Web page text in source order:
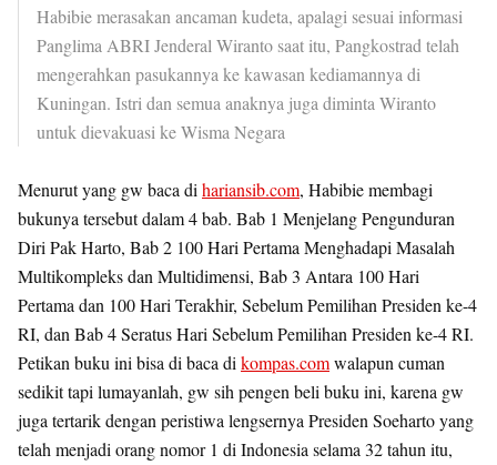
Habibie merasakan ancaman kudeta, apalagi sesuai informasi
Panglima ABRI Jenderal Wiranto saat itu, Pangkostrad telah
mengerahkan pasukannya ke kawasan kediamannya di
Kuningan. Istri dan semua anaknya juga diminta Wiranto
untuk dievakuasi ke Wisma Negara
Menurut yang gw baca di hariansib.com, Habibie membagi
bukunya tersebut dalam 4 bab. Bab 1 Menjelang Pengunduran
Diri Pak Harto, Bab 2 100 Hari Pertama Menghadapi Masalah
Multikompleks dan Multidimensi, Bab 3 Antara 100 Hari
Pertama dan 100 Hari Terakhir, Sebelum Pemilihan Presiden ke-4
RI, dan Bab 4 Seratus Hari Sebelum Pemilihan Presiden ke-4 RI.
Petikan buku ini bisa di baca di kompas.comwalapun cuman
sedikit tapi lumayanlah, gw sih pengen beli buku ini, karena gw
juga tertarik dengan peristiwa lengsernya Presiden Soeharto yang
telah menjadi orang nomor 1 di Indonesia selama 32 tahun itu,